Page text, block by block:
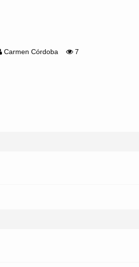
Carmen Córdoba 7